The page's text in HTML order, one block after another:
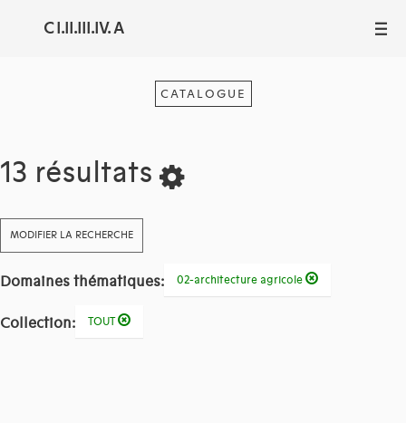
C I.II.III.IV. A III
CATALOGUE
13 résultats
MODIFIER LA RECHERCHE
Domaines thématiques: 02-architecture agricole
Collection: TOUT